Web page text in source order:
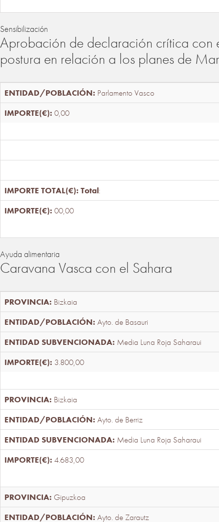
Sensibilización
Aprobación de declaración crítica con
postura en relación a los planes de
Parlamento Vasco
0,00
Total:
00,00
Ayuda alimentaria
Caravana Vasca con el Sahara
Bizkaia
Ayto. de Basauri
Media Luna Roja Saharaui
3.800,00
Bizkaia
Ayto. de Berriz
Media Luna Roja Saharaui
4.683,00
Gipuzkoa
Ayto. de Zarautz